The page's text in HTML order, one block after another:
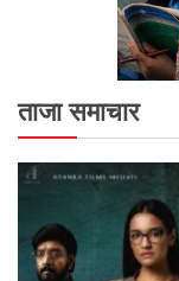
ताजा समाचार